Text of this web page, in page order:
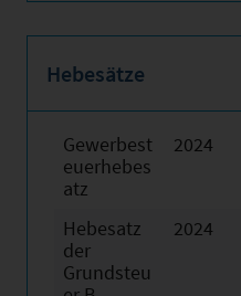
Hebesätze
Gewerbest
euerhebes
atz
2024
Hebesatz
der
Grundsteu
2024